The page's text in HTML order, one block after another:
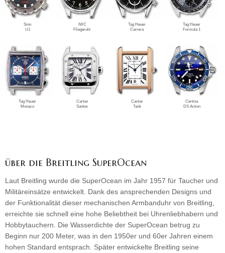
Sinn
U1
IWC
Fliegeruhr
Tag Heuer
Carrera
Tag Heuer
Formula 1
Tag Heuer
Monaco
Cartier
Santos
Cartier
Tank
Certina
DS Action
über die Breitling SuperOcean
Laut Breitling wurde die SuperOcean im Jahr 1957 für Taucher und
Militäreinsätze entwickelt. Dank des ansprechenden Designs und
der Funktionalität dieser mechanischen Armbanduhr von Breitling,
erreichte sie schnell eine hohe Beliebtheit bei Uhrenliebhabern und
Hobbytauchern. Die Wasserdichte der SuperOcean betrug zu
Beginn nur 200 Meter, was in den 1950er und 60er Jahren einem
hohen Standard entsprach. Später entwickelte Breitling seine